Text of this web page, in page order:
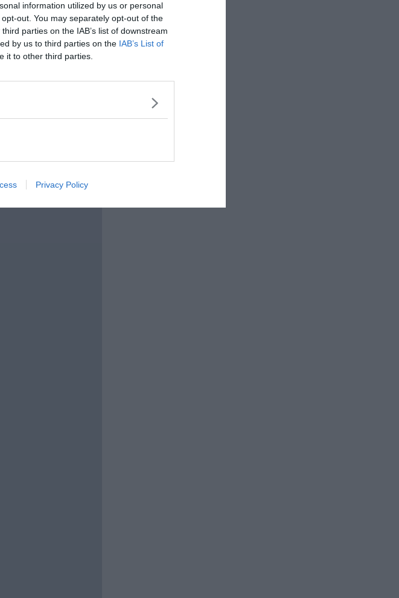
information utilized by us or personal
out. You may separately opt-out of the
parties on the IAB’s list of downstream
by us to third parties on the IAB’s List of
it to other third parties.
Privacy Policy